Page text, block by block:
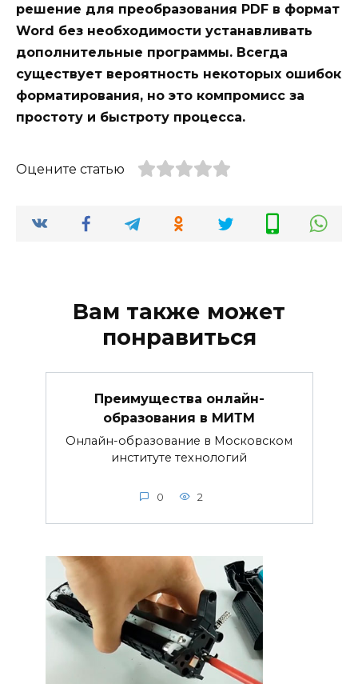
решение для преобразования PDF в формат
Word без необходимости устанавливать
дополнительные программы. Всегда
существует вероятность некоторых ошибок
форматирования, но это компромисс за
простоту и быстроту процесса.
Оцените статью
Вам также может
понравиться
Преимущества онлайн-
образования в МИТМ
Онлайн-образование в Московском
институте технологий
0 2